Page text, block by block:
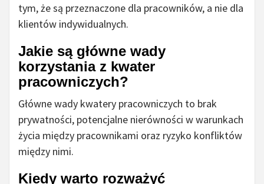
tym, że są przeznaczone dla pracowników, a nie dla
klientów indywidualnych.
Jakie są główne wady
korzystania z kwater
pracowniczych?
Główne wady kwatery pracowniczych to brak
prywatności, potencjalne nierówności w warunkach
życia między pracownikami oraz ryzyko konfliktów
między nimi.
Kiedy warto rozważyć